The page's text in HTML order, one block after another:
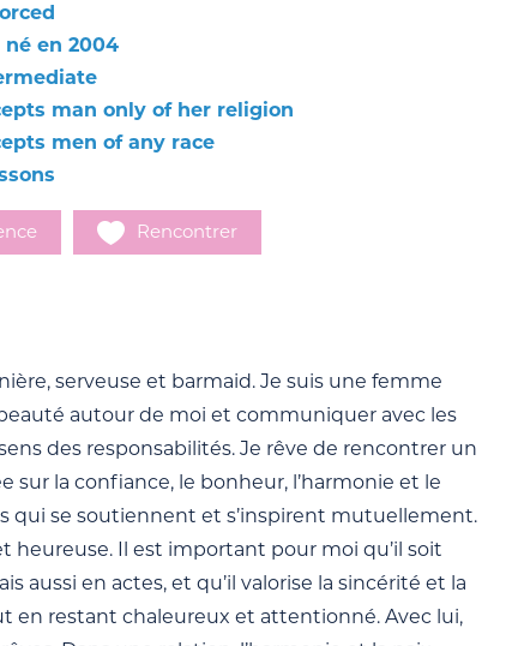
né en 2004
man only of her religion
men of any race
Rencontrer
serveuse et barmaid. Je suis une femme
autour de moi et communiquer avec les
des responsabilités. Je rêve de rencontrer un
la confiance, le bonheur, l’harmonie et le
qui se soutiennent et s’inspirent mutuellement.
heureuse. Il est important pour moi qu’il soit
aussi en actes, et qu’il valorise la sincérité et la
en restant chaleureux et attentionné. Avec lui,